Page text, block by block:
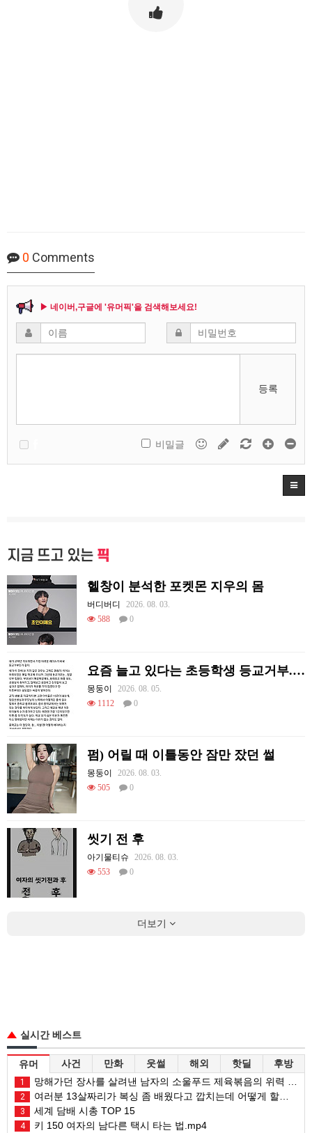
0 Comments
▶ 네이버,구글에 '유머픽'을 검색해보세요!
등록
비밀글
지금 뜨고 있는 픽
헬창이 분석한 포켓몬 지우의 몸
버디버디
2026. 08. 03.
588
0
요즘 늘고 있다는 초등학생 등교거부.jpg
몽둥이
2026. 08. 05.
1112
0
펌) 어릴 때 이틀동안 잠만 잤던 썰
몽둥이
2026. 08. 03.
505
0
씻기 전 후
아기물티슈
2026. 08. 03.
553
0
더보기
실시간 베스트
유머 사건 만화 웃썰 해외 핫딜 후방
1 망해가던 장사를 살려낸 남자의 소울푸드 제육볶음의 위력 ㅋㅋ
2 여러분 13살짜리가 복싱 좀 배웠다고 깝치는데 어떻게 할까요?
3 세계 담배 시총 TOP 15
4 키 150 여자의 남다른 택시 타는 법.mp4